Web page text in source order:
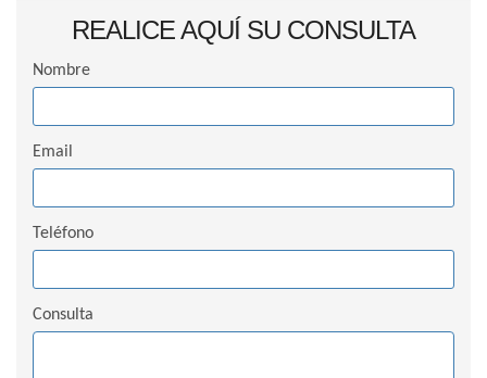
REALICE AQUÍ SU CONSULTA
Nombre
Email
Teléfono
Consulta